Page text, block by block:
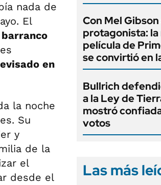
nada de
El
barranco
en
la noche
Su
y
de la
el
desde el
Con Mel
protagonista: la
película de
se convirtió en
Bullrich
a la Ley de
mostró
votos
Las más